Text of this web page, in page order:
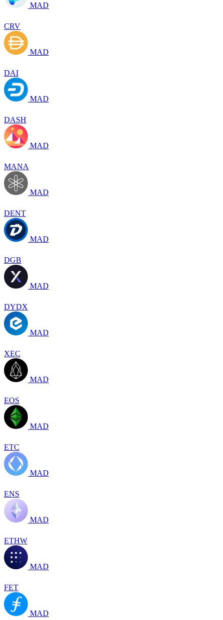
MAD
CRV
MAD
DAI
MAD
DASH
MAD
MANA
MAD
DENT
MAD
DGB
MAD
DYDX
MAD
XEC
MAD
EOS
MAD
ETC
MAD
ENS
MAD
ETHW
MAD
FET
MAD